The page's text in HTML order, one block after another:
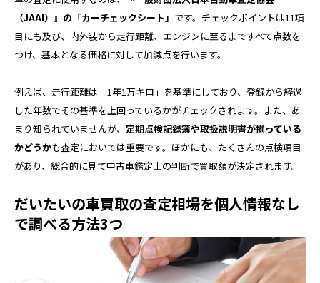
（JAAI）』の「カーチェックシート」 です。チェックポイントは11項
目にも及び、内外装から走行距離、エンジンに至るまですべて点数を
つけ、基本となる価格に対して加減点を行います。
例えば、走行距離は「1年1万キロ」を基準にしており、登録から経過
した年数でその基準を上回っているかがチェックされます。また、あ
まり知られていませんが、 定期点検記録簿や取扱説明書が揃っている
かどうかも査定においては重要です。ほかにも、たくさんの点検項目
があり、総合的に見て中古車鑑定士の判断で買取額が決定されます。
だいたいの車買取の査定相場を個人情報なし
で調べる方法3つ